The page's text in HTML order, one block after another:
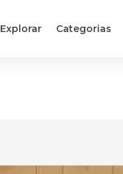
Explorar Categorias